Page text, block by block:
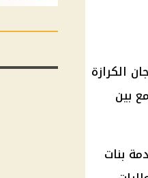
الكرازة
بين
بنات